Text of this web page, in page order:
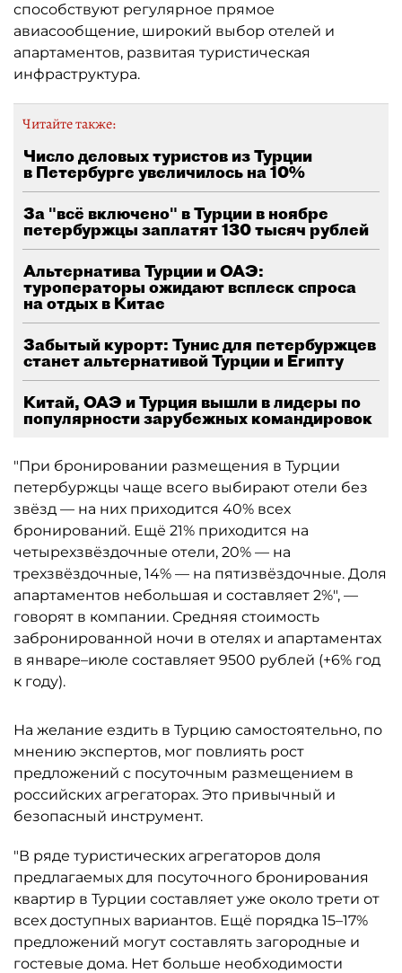
способствуют регулярное прямое
авиасообщение, широкий выбор отелей и
апартаментов, развитая туристическая
инфраструктура.
Читайте также:
Число деловых туристов из Турции
в Петербурге увеличилось на 10%
За "всё включено" в Турции в ноябре
петербуржцы заплатят 130 тысяч рублей
Альтернатива Турции и ОАЭ:
туроператоры ожидают всплеск спроса
на отдых в Китае
Забытый курорт: Тунис для петербуржцев
станет альтернативой Турции и Египту
Китай, ОАЭ и Турция вышли в лидеры по
популярности зарубежных командировок
"При бронировании размещения в Турции
петербуржцы чаще всего выбирают отели без
звёзд — на них приходится 40% всех
бронирований. Ещё 21% приходится на
четырехзвёздочные отели, 20% — на
трехзвёздочные, 14% — на пятизвёздочные. Доля
апартаментов небольшая и составляет 2%", —
говорят в компании. Средняя стоимость
забронированной ночи в отелях и апартаментах
в январе–июле составляет 9500 рублей (+6% год
к году).
На желание ездить в Турцию самостоятельно, по
мнению экспертов, мог повлиять рост
предложений с посуточным размещением в
российских агрегаторах. Это привычный и
безопасный инструмент.
"В ряде туристических агрегаторов доля
предлагаемых для посуточного бронирования
квартир в Турции составляет уже около трети от
всех доступных вариантов. Ещё порядка 15–17%
предложений могут составлять загородные и
гостевые дома. Нет больше необходимости